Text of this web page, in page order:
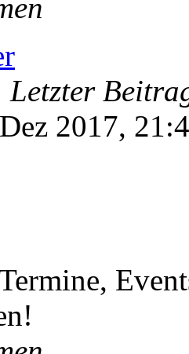
Letzter
2017,